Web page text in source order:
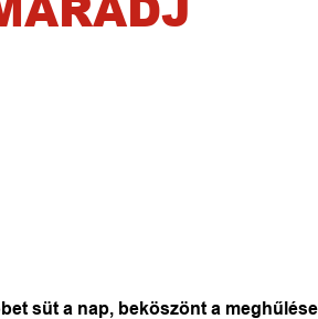
süt a nap, beköszönt a